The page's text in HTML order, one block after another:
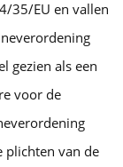
35/EU en vallen
gezien als een
voor de
van de